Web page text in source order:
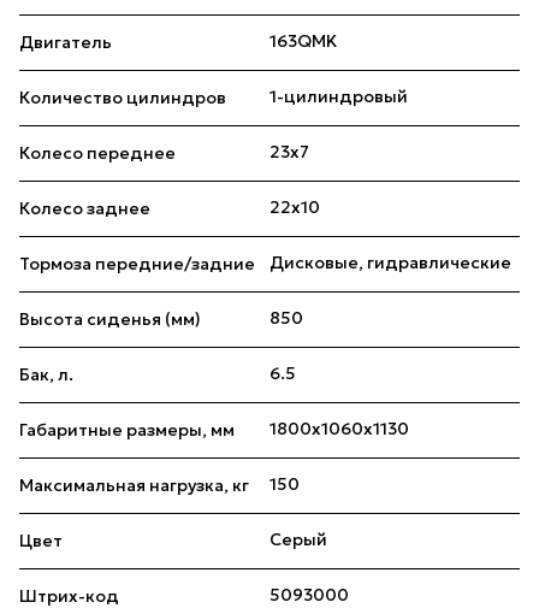
Двигатель 163QMK
Количество цилиндров 1-цилиндровый
Колесо переднее 23х7
Колесо заднее 22х10
Тормоза передние/задние Дисковые, гидравлические
Высота сиденья (мм) 850
Бак, л. 6.5
Габаритные размеры, мм 1800х1060х1130
Максимальная нагрузка, кг 150
Цвет Серый
Штрих-код 5093000